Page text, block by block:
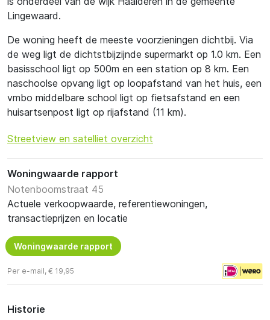
Lingewaard.
De woning heeft de meeste voorzieningen dichtbij. Via
de weg ligt de dichtstbijzijnde supermarkt op 1.0 km. Een
basisschool ligt op 500m en een station op 8 km. Een
naschoolse opvang ligt op loopafstand van het huis, een
vmbo middelbare school ligt op fietsafstand en een
huisartsenpost ligt op rijafstand (11 km).
Streetview en satelliet overzicht
Woningwaarde rapport
Notenboomstraat 45
Actuele verkoopwaarde, referentiewoningen,
transactieprijzen en locatie
Woningwaarde rapport
Per e-mail, € 19,95
Historie